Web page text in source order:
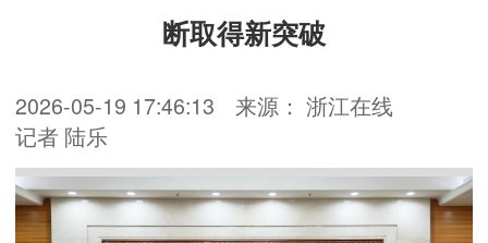
断取得新突破
2026-05-19 17:46:13
来源： 浙江在线
记者 陆乐